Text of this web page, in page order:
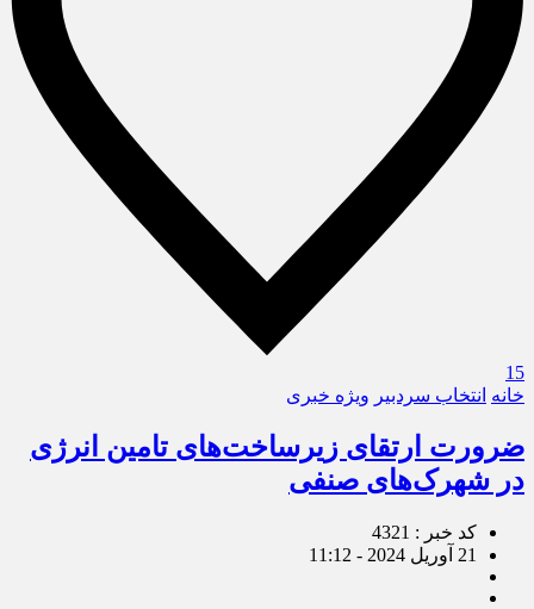
15
خانه انتخاب سردبیر ویژه خبری
ضرورت ارتقای زیرساخت‌های تامین انرژی
در شهرک‌های صنفی
کد خبر : 4321
21 آوریل 2024 - 11:12